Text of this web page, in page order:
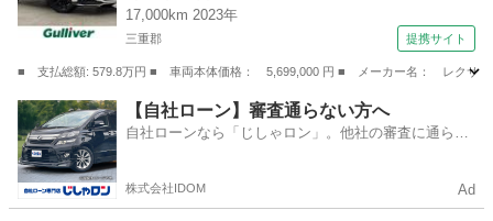
コントロール／黒レザーシート／シートヒーター
／ベンチレーション／ＥＴＣ／ドラレコ／１００
Ｖ電源／ＢＳＭ （検8.9）
17,000km 2023年
三重郡 提携サイト
■ 支払総額: 579.8万円 ■ 車両本体価格： 5,699,000 円 ■ メーカー名： レクサ
三重 三重郡 レクサス
【自社ローン】審査通らない方へ
自社ローンなら「じしゃロン」。他社の審査に通らな
株式会社IDOM Ad